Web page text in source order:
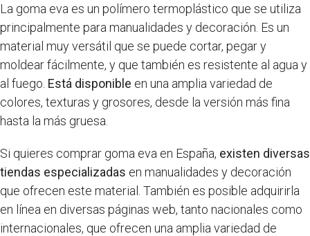
La goma eva es un polímero termoplástico que se utiliza
principalmente para manualidades y decoración. Es un
material muy versátil que se puede cortar, pegar y
moldear fácilmente, y que también es resistente al agua y
al fuego. Está disponible en una amplia variedad de
colores, texturas y grosores, desde la versión más fina
hasta la más gruesa.
Si quieres comprar goma eva en España, existen diversas
tiendas especializadas en manualidades y decoración
que ofrecen este material. También es posible adquirirla
en línea en diversas páginas web, tanto nacionales como
internacionales, que ofrecen una amplia variedad de